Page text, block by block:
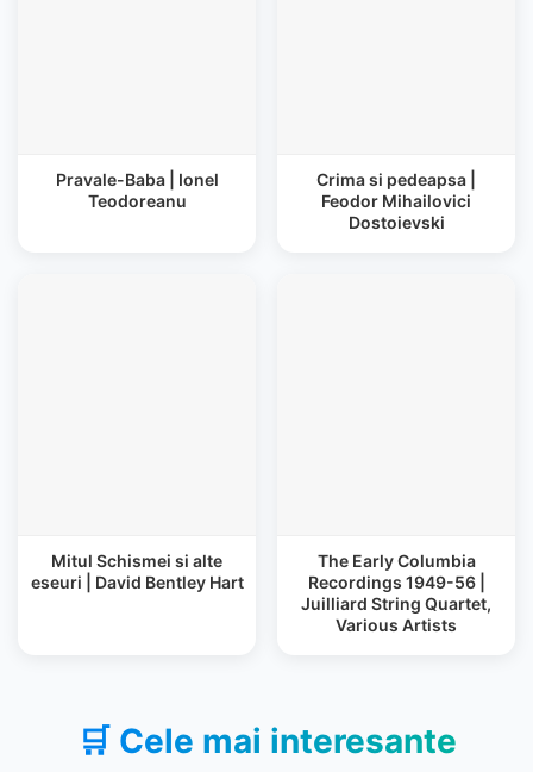
Pravale-Baba | Ionel
Teodoreanu
Crima si pedeapsa |
Feodor Mihailovici
Dostoievski
Mitul Schismei si alte
eseuri | David Bentley Hart
The Early Columbia
Recordings 1949-56 |
Juilliard String Quartet,
Various Artists
🛒 Cele mai interesante